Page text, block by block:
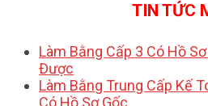
TIN TỨC
Làm Bằng Cấp 3 Có Hồ
Được
Làm Bằng Trung Cấp Kế
Có Hồ Sơ Gốc